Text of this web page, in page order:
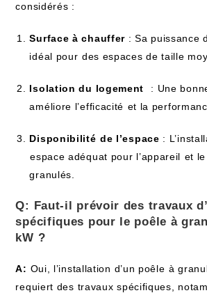
considérés :
Surface à‍ chauffer : Sa puissance
idéal pour ⁢des espaces‍ de taille
Isolation‍ du‌ logement
: Une
améliore​ l’efficacité⁤ et la
Disponibilité ⁤de l’espace :
⁤espace adéquat pour l’appareil⁢ et
granulés.
Q: Faut-il ​prévoir ‍des travaux
spécifiques pour le poêle à
kW ?
A: ‌Oui, l’installation d’un poêle ⁤à
requiert des travaux spécifiques,